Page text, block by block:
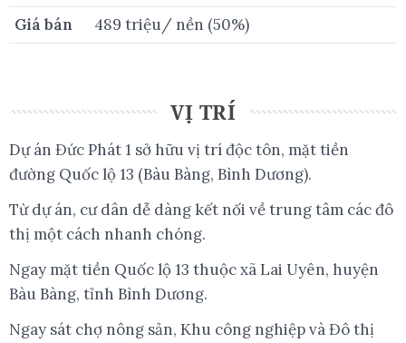
Giá bán
489 triệu/ nền (50%)
VỊ TRÍ
Dự án Đức Phát 1 sở hữu vị trí độc tôn, mặt tiền
đường Quốc lộ 13 (Bàu Bàng, Bình Dương).
Từ dự án, cư dân dễ dàng kết nối về trung tâm các đô
thị một cách nhanh chóng.
Ngay mặt tiền Quốc lộ 13 thuộc xã Lai Uyên, huyện
Bàu Bàng, tỉnh Bình Dương.
Ngay sát chợ nông sản, Khu công nghiệp và Đô thị